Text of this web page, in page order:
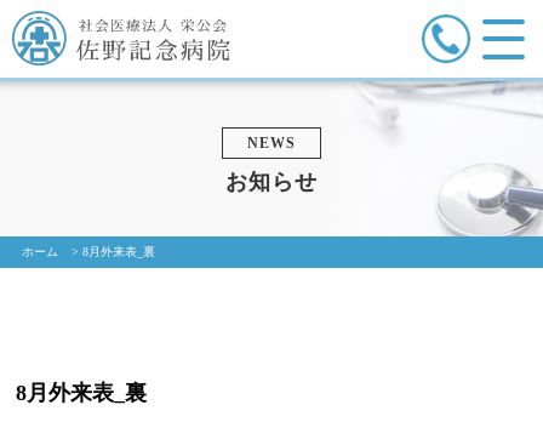
NEWS
お知らせ
ホーム >8月外来表_裏
8月外来表_裏